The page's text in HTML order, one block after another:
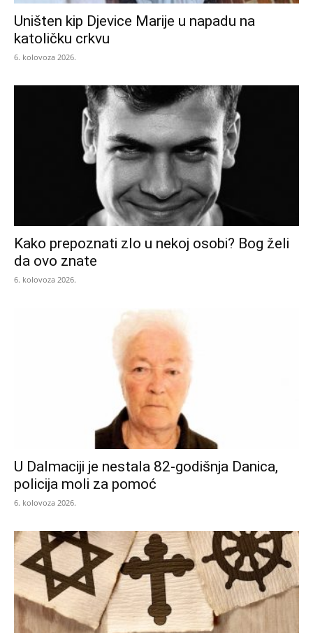
Uništen kip Djevice Marije u napadu na
katoličku crkvu
6. kolovoza 2026.
Kako prepoznati zlo u nekoj osobi? Bog želi
da ovo znate
6. kolovoza 2026.
U Dalmaciji je nestala 82-godišnja Danica,
policija moli za pomoć
6. kolovoza 2026.